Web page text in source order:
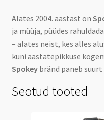
Alates 2004. aastast on
ja müüja, püüdes
– alates neist, kes alles
kuni aastatepikkuse
Spokey bränd paneb
Seotud tooted